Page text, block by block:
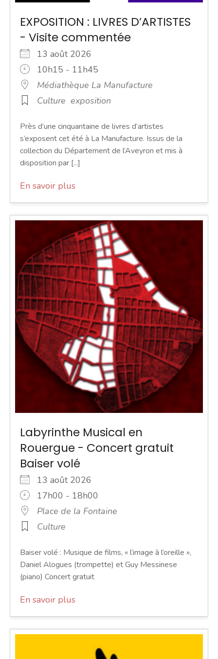
EXPOSITION : LIVRES D’ARTISTES
- Visite commentée
13 août 2026
10h15 - 11h45
Médiathèque La Manufacture
Culture exposition
Près d’une cinquantaine de livres d’artistes
s’exposent cet été à La Manufacture. Issus de la
collection du Département de l’Aveyron et mis à
disposition par [...]
En savoir plus
Labyrinthe Musical en
Rouergue - Concert gratuit
Baiser volé
13 août 2026
17h00 - 18h00
Place de la Fontaine
Culture
Baiser volé : Musique de films, « l’image à l’oreille »,
Daniel Alogues (trompette) et Guy Messinese
(piano) Concert gratuit
En savoir plus